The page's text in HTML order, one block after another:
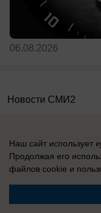
06.08.2026
Новости СМИ2
Наш сайт использует
Продолжая его
файлов cookie и